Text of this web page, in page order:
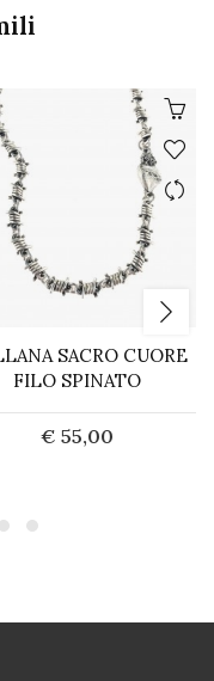
SACRO CUORE
FILO SPINATO
€ 55,00